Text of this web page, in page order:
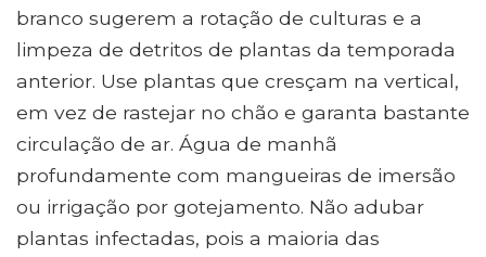
branco sugerem a rotação de culturas e a
limpeza de detritos de plantas da temporada
anterior. Use plantas que cresçam na vertical,
em vez de rastejar no chão e garanta bastante
circulação de ar. Água de manhã
profundamente com mangueiras de imersão
ou irrigação por gotejamento. Não adubar
plantas infectadas, pois a maioria das